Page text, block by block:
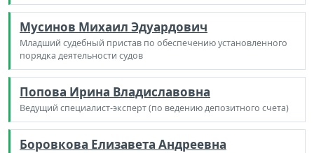
Мусинов Михаил Эдуардович
Младший судебный пристав по обеспечению установленного
порядка деятельности судов
Попова Ирина Владиславовна
Ведущий специалист-эксперт (по ведению депозитного счета)
Боровкова Елизавета Андреевна